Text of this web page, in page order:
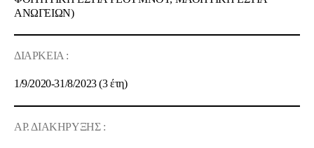
ΑΝΩΓΕΙΩΝ)
ΔΙΑΡΚΕΙΑ :
1/9/2020-31/8/2023 (3 έτη)
ΑΡ. ΔΙΑΚΗΡΥΞΗΣ :